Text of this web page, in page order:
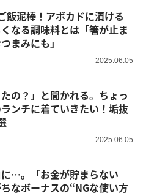
飯泥棒！アボカドに漬ける
なる調味料とは「箸が止ま
まみにも」
2025.06.05
たの？」と聞かれる。ちょっ
ンチに着ていきたい！垢抜
2025.06.05
…。「お金が貯まらない
なボーナスの“NGな使い方